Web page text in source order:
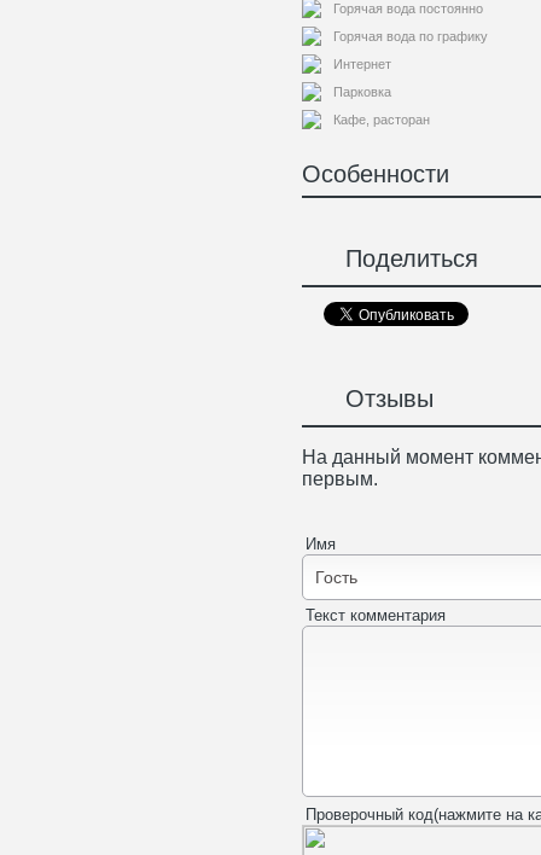
Горячая вода постоянно
Горячая вода по графику
Интернет
Парковка
Кафе, расторан
Особенности
Поделиться
Отзывы
На данный момент
первым.
Имя
Текст комментария
Проверочный код(нажмите на